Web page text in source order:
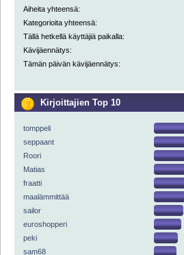
Aiheita yhteensä:
Kategorioita yhteensä:
Tällä hetkellä käyttäjiä paikalla:
Kävijäennätys:
Tämän päivän kävijäennätys:
Kirjoittajien Top 10
tomppeli
seppaant
Roori
Matias
fraatti
maalämmittää
sailor
euroshopperi
peki
sam68